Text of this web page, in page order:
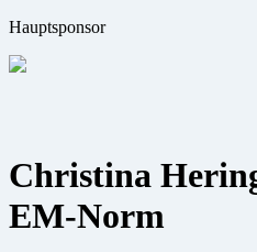
Hauptsponsor
Christina
EM-Norm